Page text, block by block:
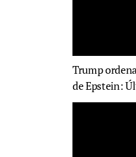
Trump
de Epstein: